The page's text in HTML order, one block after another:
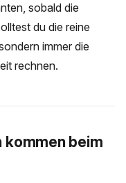
sobald die
du die reine
immer die
rechnen.
kommen beim